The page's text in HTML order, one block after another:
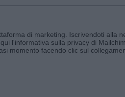
di marketing. Iscrivendoti alla
l'informativa sulla privacy di
momento facendo clic sul